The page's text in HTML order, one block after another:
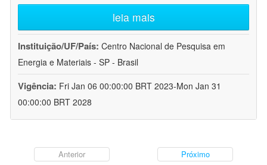
leia mais
Instituição/UF/País: Centro Nacional de Pesquisa em
Energia e Materiais - SP - Brasil
Vigência: Fri Jan 06 00:00:00 BRT 2023-Mon Jan 31
00:00:00 BRT 2028
Anterior Próximo